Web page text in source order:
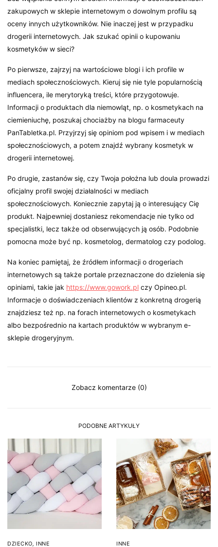
zakupowych w sklepie internetowym o dowolnym profilu są
oceny innych użytkowników. Nie inaczej jest w przypadku
drogerii internetowych. Jak szukać opinii o kupowaniu
kosmetyków w sieci?
Po pierwsze, zajrzyj na wartościowe blogi i ich profile w
mediach społecznościowych. Kieruj się nie tyle popularnością
influencera, ile merytoryką treści, które przygotowuje.
Informacji o produktach dla niemowląt, np. o kosmetykach na
ciemieniuchę, poszukaj chociażby na blogu farmaceuty
PanTabletka.pl. Przyjrzyj się opiniom pod wpisem i w mediach
społecznościowych, a potem znajdź wybrany kosmetyk w
drogerii internetowej.
Po drugie, zastanów się, czy Twoja położna lub doula prowadzi
oficjalny profil swojej działalności w mediach
społecznościowych. Koniecznie zapytaj ją o interesujący Cię
produkt. Najpewniej dostaniesz rekomendacje nie tylko od
specjalistki, lecz także od obserwujących ją osób. Podobnie
pomocna może być np. kosmetolog, dermatolog czy podolog.
Na koniec pamiętaj, że źródłem informacji o drogeriach
internetowych są także portale przeznaczone do dzielenia się
opiniami, takie jak https://www.gowork.pl czy Opineo.pl.
Informacje o doświadczeniach klientów z konkretną drogerią
znajdziesz też np. na forach internetowych o kosmetykach
albo bezpośrednio na kartach produktów w wybranym e-
sklepie drogeryjnym.
Zobacz komentarze (0)
PODOBNE ARTYKUŁY
DZIECKO, INNE INNE